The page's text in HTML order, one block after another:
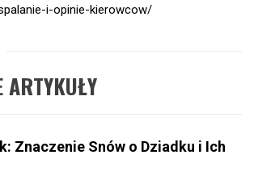
i-opinie-kierowcow/
ARTYKUŁY
Znaczenie Snów o Dziadku i Ich